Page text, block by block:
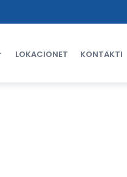
LOKACIONET KONTAKTI